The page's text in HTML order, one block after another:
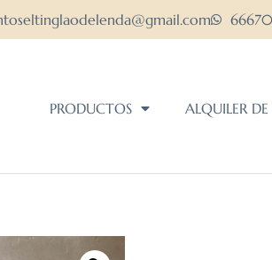
PRODUCTOS ALQUILER